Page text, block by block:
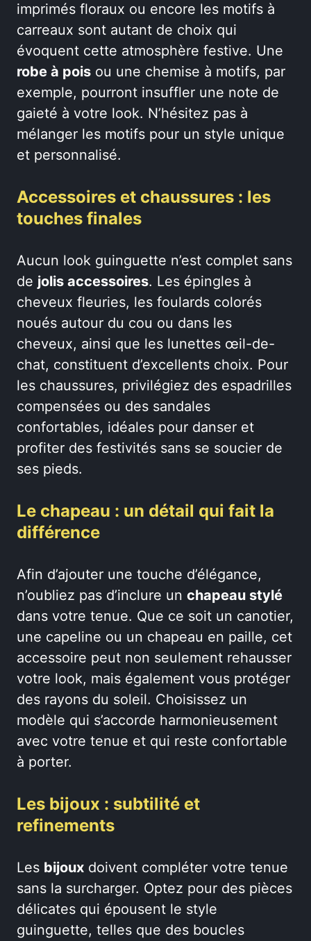
imprimés floraux ou encore les motifs à
carreaux sont autant de choix qui
évoquent cette atmosphère festive. Une
robe à pois ou une chemise à motifs, par
exemple, pourront insuffler une note de
gaieté à votre look. N’hésitez pas à
mélanger les motifs pour un style unique
et personnalisé.
Accessoires et chaussures : les
touches finales
Aucun look guinguette n’est complet sans
de jolis accessoires. Les épingles à
cheveux fleuries, les foulards colorés
noués autour du cou ou dans les
cheveux, ainsi que les lunettes œil-de-
chat, constituent d’excellents choix. Pour
les chaussures, privilégiez des espadrilles
compensées ou des sandales
confortables, idéales pour danser et
profiter des festivités sans se soucier de
ses pieds.
Le chapeau : un détail qui fait la
différence
Afin d’ajouter une touche d’élégance,
n’oubliez pas d’inclure un chapeau stylé
dans votre tenue. Que ce soit un canotier,
une capeline ou un chapeau en paille, cet
accessoire peut non seulement rehausser
votre look, mais également vous protéger
des rayons du soleil. Choisissez un
modèle qui s’accorde harmonieusement
avec votre tenue et qui reste confortable
à porter.
Les bijoux : subtilité et
refinements
Les bijoux doivent compléter votre tenue
sans la surcharger. Optez pour des pièces
délicates qui épousent le style
guinguette, telles que des boucles